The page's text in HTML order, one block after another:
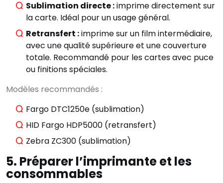
Sublimation directe :imprime directement sur
la carte. Idéal pour un usage général.
Retransfert :imprime sur un film intermédiaire,
avec une qualité supérieure et une couverture
totale. Recommandé pour les cartes avec puce
ou finitions spéciales.
Modèles recommandés :
Fargo DTC1250e (sublimation)
HID Fargo HDP5000 (retransfert)
Zebra ZC300 (sublimation)
5. Préparer l’imprimante et les
consommables